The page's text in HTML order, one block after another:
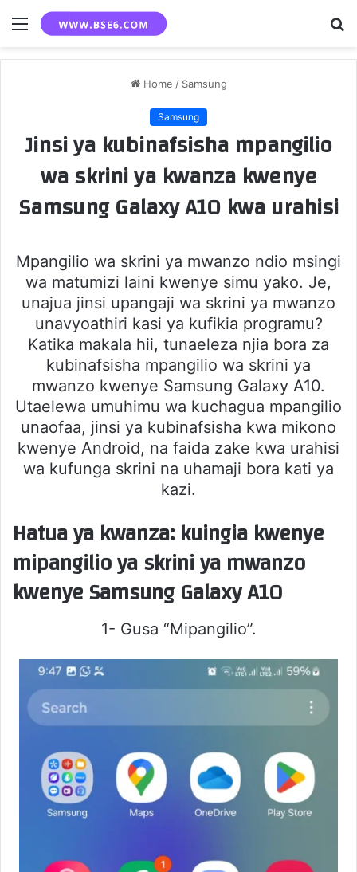
Menu
Home / Samsung
Samsung
Jinsi ya kubinafsisha mpangilio
wa skrini ya kwanza kwenye
Samsung Galaxy A10 kwa urahisi
Mpangilio wa skrini ya mwanzo ndio msingi
wa matumizi laini kwenye simu yako. Je,
unajua jinsi upangaji wa skrini ya mwanzo
unavyoathiri kasi ya kufikia programu?
Katika makala hii, tunaeleza njia bora za
kubinafsisha mpangilio wa skrini ya
mwanzo kwenye Samsung Galaxy A10.
Utaelewa umuhimu wa kuchagua mpangilio
unaofaa, jinsi ya kubinafsisha kwa mikono
kwenye Android, na faida zake kwa urahisi
wa kufunga skrini na uhamaji bora kati ya
kazi.
Hatua ya kwanza: kuingia kwenye
mipangilio ya skrini ya mwanzo
kwenye Samsung Galaxy A10
1- Gusa “Mipangilio”.